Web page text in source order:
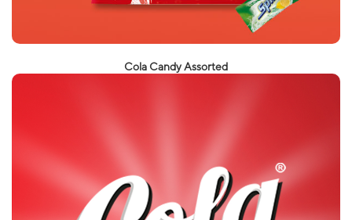
Cola Candy Assorted